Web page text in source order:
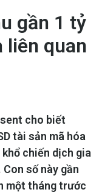
gần 1 tỷ
liên quan
cho biết
tài sản mã hóa
chiến dịch gia
số này gần
một tháng trước